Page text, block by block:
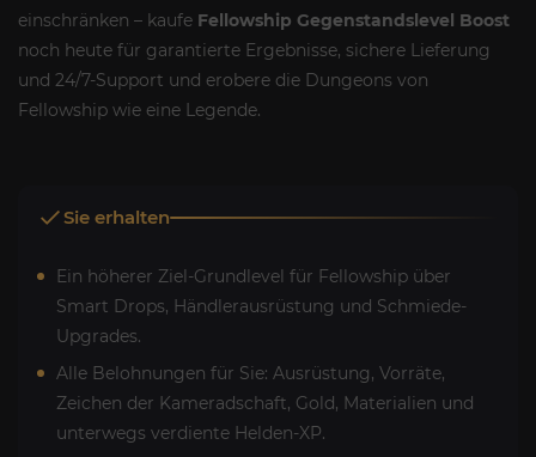
einschränken – kaufe Fellowship Gegenstandslevel Boost
noch heute für garantierte Ergebnisse, sichere Lieferung
und 24/7-Support und erobere die Dungeons von
Fellowship wie eine Legende.
Sie erhalten
Ein höherer Ziel-Grundlevel für Fellowship über
Smart Drops, Händlerausrüstung und Schmiede-
Upgrades.
Alle Belohnungen für Sie: Ausrüstung, Vorräte,
Zeichen der Kameradschaft, Gold, Materialien und
unterwegs verdiente Helden-XP.